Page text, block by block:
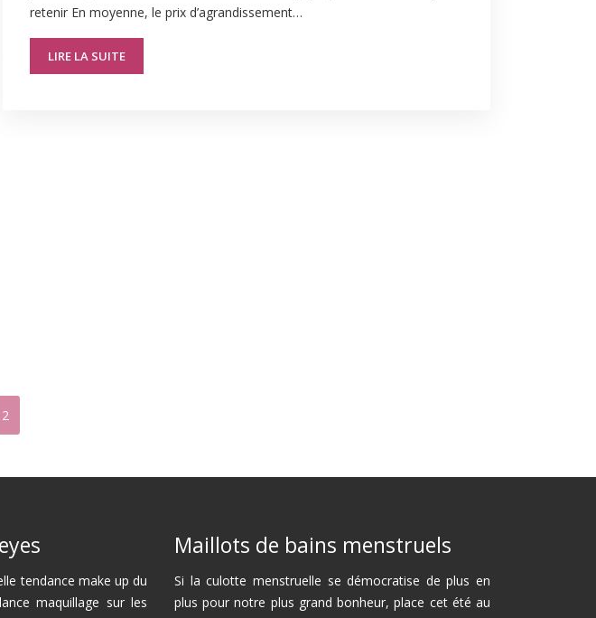
retenir En moyenne, le prix d’agrandissement…
LIRE LA SUITE
2
tendance make up du
maquillage sur les
Maillots de bains menstruels
Si la culotte menstruelle se démocratise de plus en
plus pour notre plus grand bonheur, place cet été au